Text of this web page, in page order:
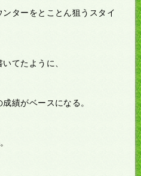
ターをとことん狙うスタイ
てたように、
績がベースになる。